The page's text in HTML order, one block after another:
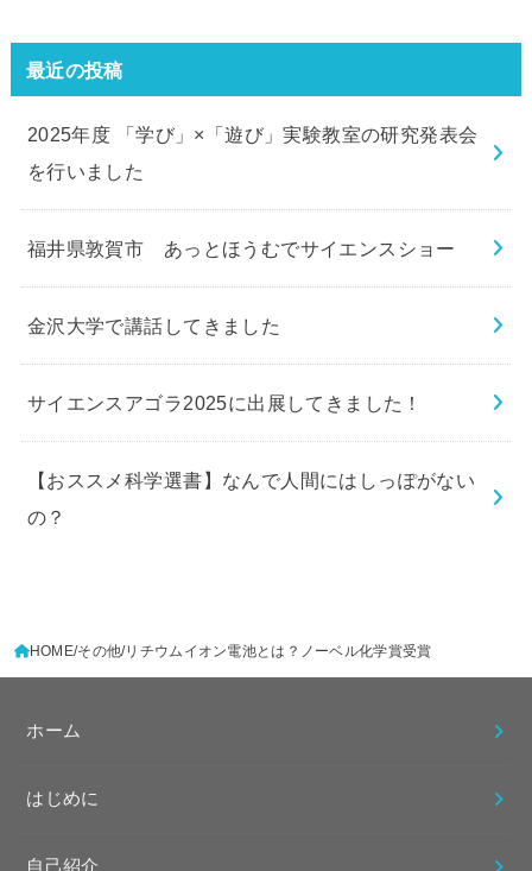
最近の投稿
2025年度 「学び」×「遊び」実験教室の研究発表会
を行いました
福井県敦賀市 あっとほうむでサイエンスショー
金沢大学で講話してきました
サイエンスアゴラ2025に出展してきました！
【おススメ科学選書】なんで人間にはしっぽがない
の？
HOME その他 リチウムイオン電池とは？ノーベル化学賞受賞
ホーム
はじめに
自己紹介